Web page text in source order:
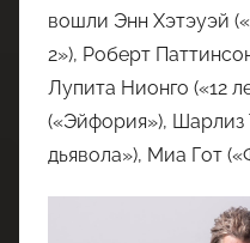
вошли Энн Хэтэуэй
2»), Роберт
Лупита Нионго («12
(«Эйфория»), Шарлиз
дьявола»), Миа Гот